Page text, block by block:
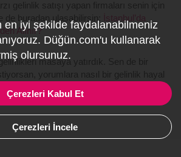
İstanbul’da
Alınır?
masaya yatırdık. Sen de bir
paylaş!
en iyi şekilde faydalanabilmeniz
Düğün.com'u kullanarak
olursunuz.
Çerezleri Kabul Et
Çerezleri İncele